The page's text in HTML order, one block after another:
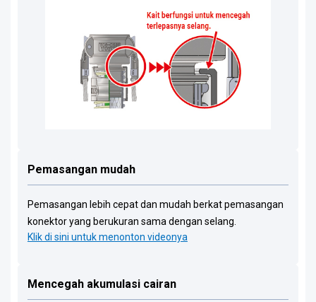
Pemasangan mudah
Pemasangan lebih cepat dan mudah berkat pemasangan
konektor yang berukuran sama dengan selang.
Klik di sini untuk menonton videonya
Mencegah akumulasi cairan